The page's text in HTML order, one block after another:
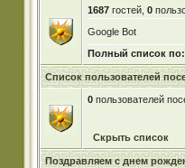
1687гостей, 0
Google Bot
Полный список по:
Список пользователей
0пользователей
Скрыть список
Поздравляем с днем